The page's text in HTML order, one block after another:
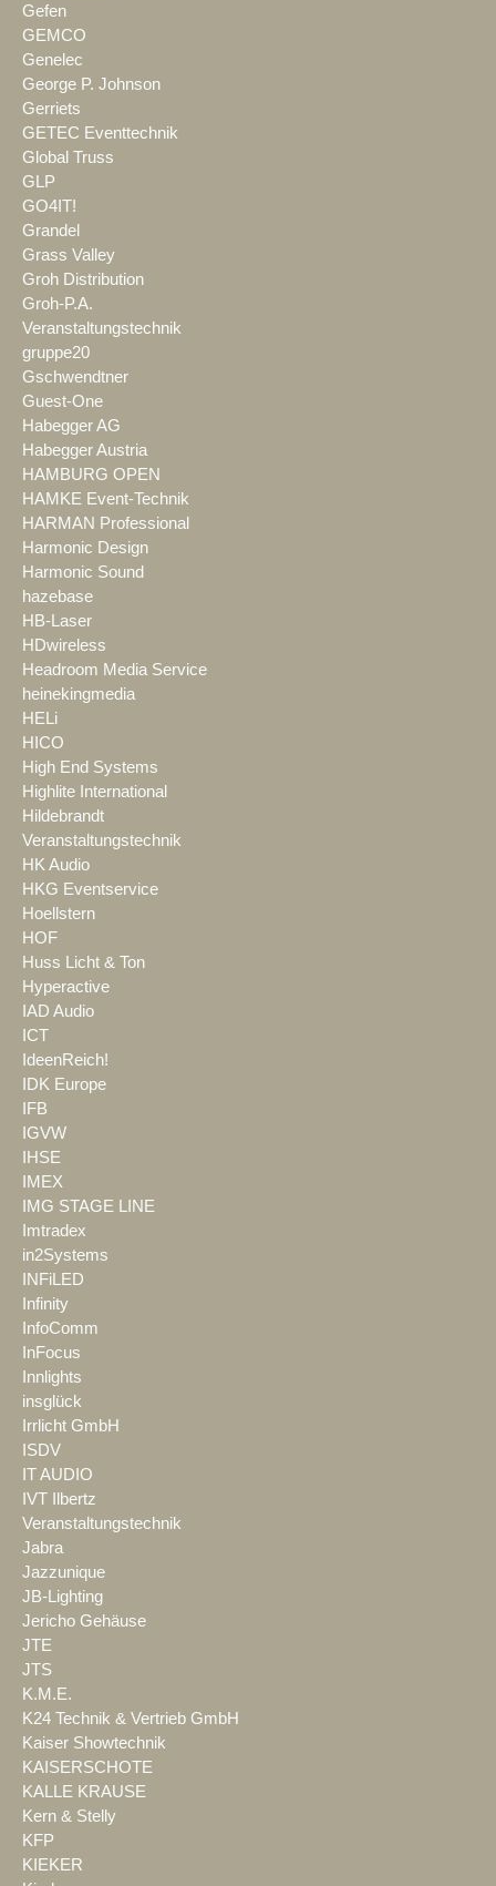
Gefen
GEMCO
Genelec
George P. Johnson
Gerriets
GETEC Eventtechnik
Global Truss
GLP
GO4IT!
Grandel
Grass Valley
Groh Distribution
Groh-P.A.
Veranstaltungstechnik
gruppe20
Gschwendtner
Guest-One
Habegger AG
Habegger Austria
HAMBURG OPEN
HAMKE Event-Technik
HARMAN Professional
Harmonic Design
Harmonic Sound
hazebase
HB-Laser
HDwireless
Headroom Media Service
heinekingmedia
HELi
HICO
High End Systems
Highlite International
Hildebrandt
Veranstaltungstechnik
HK Audio
HKG Eventservice
Hoellstern
HOF
Huss Licht & Ton
Hyperactive
IAD Audio
ICT
IdeenReich!
IDK Europe
IFB
IGVW
IHSE
IMEX
IMG STAGE LINE
Imtradex
in2Systems
INFiLED
Infinity
InfoComm
InFocus
Innlights
insglück
Irrlicht GmbH
ISDV
IT AUDIO
IVT Ilbertz
Veranstaltungstechnik
Jabra
Jazzunique
JB-Lighting
Jericho Gehäuse
JTE
JTS
K.M.E.
K24 Technik & Vertrieb GmbH
Kaiser Showtechnik
KAISERSCHOTE
KALLE KRAUSE
Kern & Stelly
KFP
KIEKER